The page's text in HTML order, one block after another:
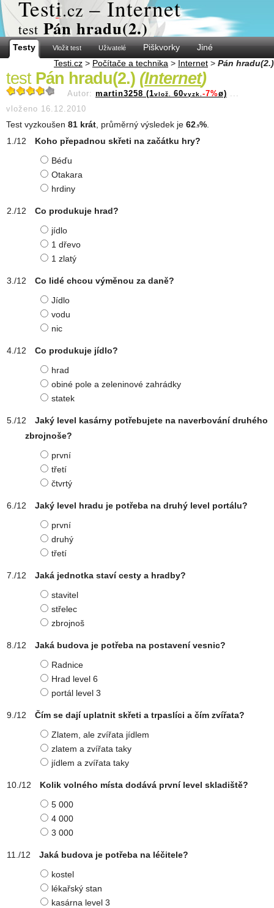
Testi.cz – Internet
test Pán hradu(2.)
Testy Vložit test Uživatelé Piškvorky
Jiné
Testi.cz > Počítače a technika > Internet > Pán hradu(2.)
test Pán hradu(2.) (Internet)
Autor: martin3258 (1vlož. 60vyzk. -7%ø) ...
vloženo 16.12.2010
Test vyzkoušen 81 krát , průměrný výsledek je 62 .9%
Koho přepadnou skřeti na začátku hry?
Béďu
Otakara
hrdiny
Co produkuje hrad?
jídlo
1 dřevo
1 zlatý
Co lidé chcou výměnou za daně?
Jídlo
vodu
nic
Co produkuje jídlo?
hrad
obiné pole a zeleninové zahrádky
statek
Jaký level kasárny potřebujete na naverbování druhého
zbrojnoše?
první
třetí
čtvrtý
Jaký level hradu je potřeba na druhý level portálu?
první
druhý
třetí
Jaká jednotka staví cesty a hradby?
stavitel
střelec
zbrojnoš
Jaká budova je potřeba na postavení vesnic?
Radnice
Hrad level 6
portál level 3
Čím se dají uplatnit skřeti a trpaslíci a čím zvířata?
Zlatem, ale zvířata jídlem
zlatem a zvířata taky
jídlem a zvířata taky
Kolik volného místa dodává první level skladiště?
5 000
4 000
3 000
Jaká budova je potřeba na léčitele?
kostel
lékařský stan
kasárna level 3